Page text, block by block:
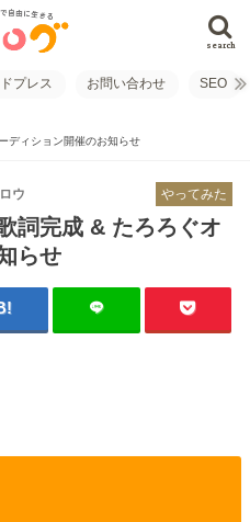
search
プレス お問い合わせ SEO
ディション開催のお知らせ
やってみた
ウ
詞完成 & たろろぐオ
らせ